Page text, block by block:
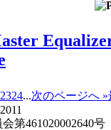
2324...次のページへ »
第461020002640号